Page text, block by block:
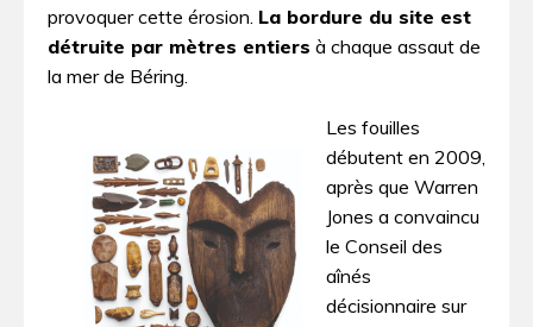
provoquer cette érosion. La bordure du site est
détruite par mètres entiers à chaque assaut de
la mer de Béring.
Les fouilles
débutent en 2009,
après que Warren
Jones a convaincu
le Conseil des
aînés
décisionnaire sur